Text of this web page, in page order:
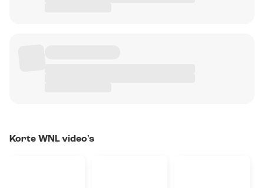
Korte WNL video's